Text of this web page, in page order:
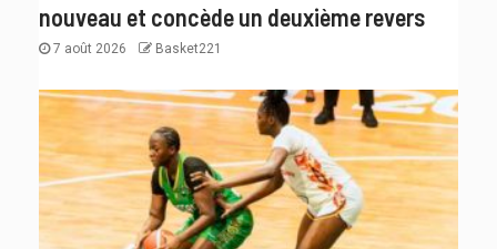
nouveau et concède un deuxième revers
7 août 2026 Basket221